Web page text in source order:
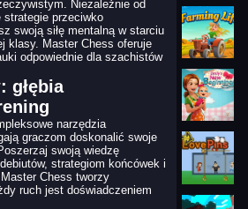
Niezależnie od
przeciwko
swoją siłę mentalną w starciu
klasy. Master Chess oferuje
odpowiednie dla szachistów
głębia
narzędzia
graczom doskonalić swoje
swoją wiedzę
strategiom końcówek i
Chess tworzy
ruch jest doświadczeniem